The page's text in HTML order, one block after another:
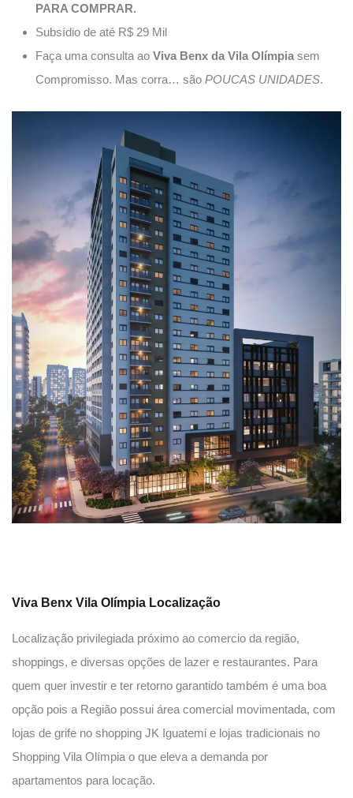
PARA COMPRAR.
Subsídio de até R$ 29 Mil
Faça uma consulta ao Viva Benx da Vila Olímpia sem
Compromisso. Mas corra… são POUCAS UNIDADES.
Viva Benx Vila Olímpia Localização
Localização privilegiada próximo ao comercio da região,
shoppings, e diversas opções de lazer e restaurantes. Para
quem quer investir e ter retorno garantido também é uma boa
opção pois a Região possui área comercial movimentada, com
lojas de grife no shopping JK Iguatemi e lojas tradicionais no
Shopping Vila Olímpia o que eleva a demanda por
apartamentos para locação.